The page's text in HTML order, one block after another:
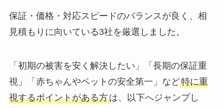
保証・価格・対応スピードのバランスが良く、相
見積もりに向いている3社を厳選しました。
「初期の被害を安く解決したい」「長期の保証重
視」「赤ちゃんやペットの安全第一」など特に重
視するポイントがある方は、以下へジャンプし